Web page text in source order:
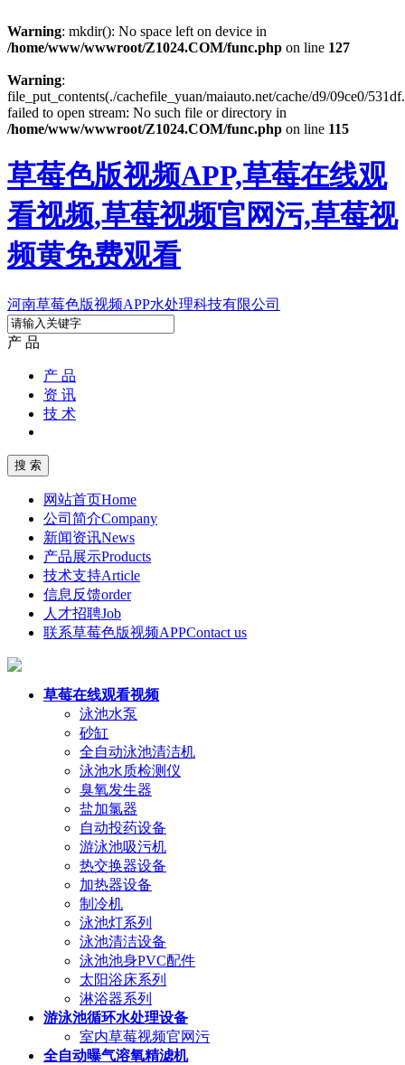
Warning: mkdir(): No space left on device in
/home/www/wwwroot/Z1024.COM/func.php on line 127
Warning:
file_put_contents(./cachefile_yuan/maiauto.net/cache/d9/09ce0/
failed to open stream: No such file or directory in
/home/www/wwwroot/Z1024.COM/func.php on line 115
草莓色版视频APP,草莓在线观
看视频,草莓视频官网污,草莓视
频黄免费观看
河南草莓色版视频APP水处理科技有限公司
产 品
产 品
资 讯
技 术
网站首页Home
公司简介Company
新闻资讯News
产品展示Products
技术支持Article
信息反馈order
人才招聘Job
联系草莓色版视频APPContact us
草莓在线观看视频
泳池水泵
砂缸
全自动泳池清洁机
泳池水质检测仪
臭氧发生器
盐加氯器
自动投药设备
游泳池吸污机
热交换器设备
加热器设备
制冷机
泳池灯系列
泳池清洁设备
泳池池身PVC配件
太阳浴床系列
淋浴器系列
游泳池循环水处理设备
室内草莓视频官网污
全自动曝气溶氧精滤机